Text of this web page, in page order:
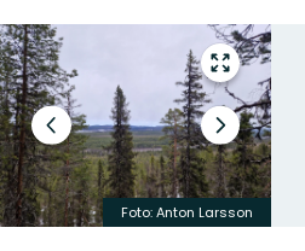
Gå
till
Föregående
bild
Nästa
bildspel
Foto: Anton Larsson